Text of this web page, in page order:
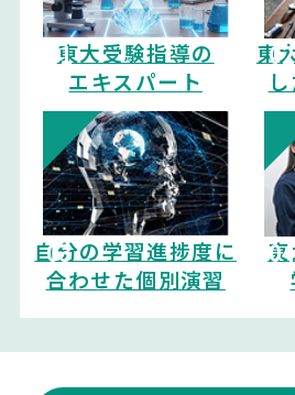
東大受験指導の
エキスパート
東
自分の学習進捗度に
合わせた個別演習